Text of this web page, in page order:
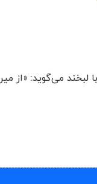
می‌گوید: «از